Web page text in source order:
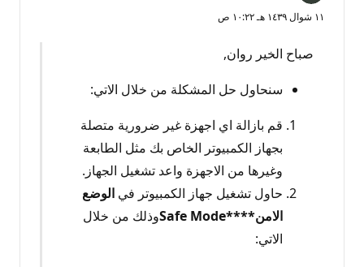
١١ شوال ١٤٣٩ هـ ١٠:٢٢ ص
صباح الخير روان,
سنحاول حل المشكلة من خلال الاتي:
قم بازالة اي اجهزة غير ضرورية متصلة
بجهاز الكمبيوتر الخاص بك مثل الطابعة
وغيرها من الاجهزة واعد تشغيل الجهاز.
حاول تشغيل جهاز الكمبيوتر في الوضع
الامن****Safe Mode
وذلك من خلال
الاتي: